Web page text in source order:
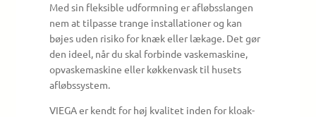
Med sin fleksible udformning er afløbsslangen
nem at tilpasse trange installationer og kan
bøjes uden risiko for knæk eller lækage. Det gør
den ideel, når du skal forbinde vaskemaskine,
opvaskemaskine eller køkkenvask til husets
afløbssystem.
VIEGA er kendt for høj kvalitet inden for kloak-